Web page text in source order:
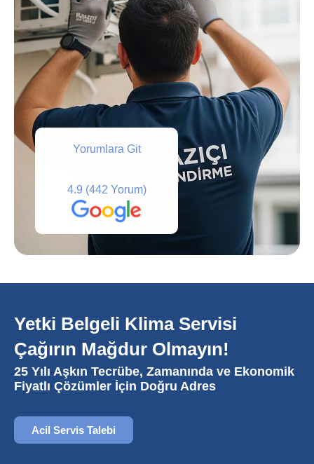
Yorumlara Git
4.9 (442 Yorum)
Yetki Belgeli Klima Servisi
Çağırın Mağdur Olmayın!
25 Yılı Aşkın Tecrübe, Zamanında ve Ekonomik
Fiyatlı Çözümler İçin Doğru Adres
Acil Servis Talebi